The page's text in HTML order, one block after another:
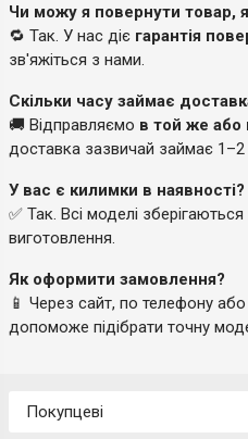
Чи можу я повернути товар,
🔁 Так. У нас діє гарантія
зв'яжіться з нами.
Скільки часу займає
🚚 Відправляємо в той же або
доставка зазвичай займає 1–2
У вас є килимки в наявності?
✅ Так. Всі моделі
виготовлення.
Як оформити замовлення?
📱 Через сайт, по телефону
допоможе підібрати точну
Покупцеві